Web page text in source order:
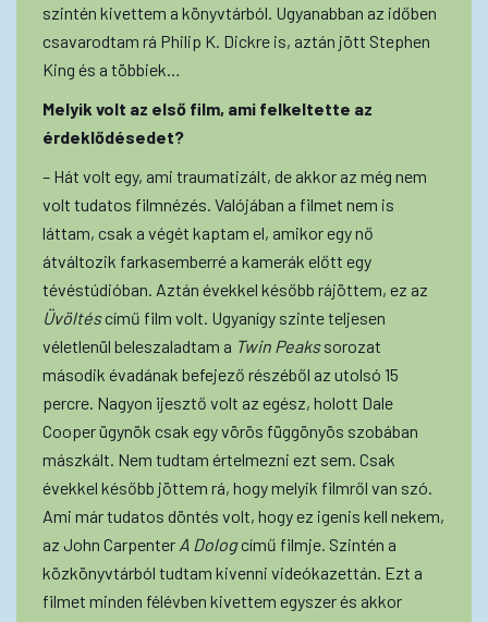
szintén kivettem a könyvtárból. Ugyanabban az időben
csavarodtam rá Philip K. Dickre is, aztán jött Stephen
King és a többiek…
Melyik volt az első film, ami felkeltette az
érdeklődésedet?
– Hát volt egy, ami traumatizált, de akkor az még nem
volt tudatos filmnézés. Valójában a filmet nem is
láttam, csak a végét kaptam el, amikor egy nő
átváltozik farkasemberré a kamerák előtt egy
tévéstúdióban. Aztán évekkel később rájöttem, ez az
Üvöltéscímű film volt. Ugyanígy szinte teljesen
véletlenül beleszaladtam a Twin Peakssorozat
második évadának befejező részéből az utolsó 15
percre. Nagyon ijesztő volt az egész, holott Dale
Cooper ügynök csak egy vörös függönyös szobában
mászkált. Nem tudtam értelmezni ezt sem. Csak
évekkel később jöttem rá, hogy melyik filmről van szó.
Ami már tudatos döntés volt, hogy ez igenis kell nekem,
az John Carpenter A Dologcímű filmje. Szintén a
közkönyvtárból tudtam kivenni videókazettán. Ezt a
filmet minden félévben kivettem egyszer és akkor